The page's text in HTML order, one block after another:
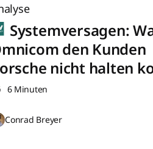
Systemversagen:
den Kunden
nicht halten
6 Minuten
Conrad Breyer